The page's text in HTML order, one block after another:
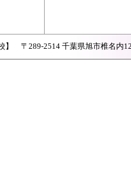
】 〒289-2514 千葉県旭市椎名内